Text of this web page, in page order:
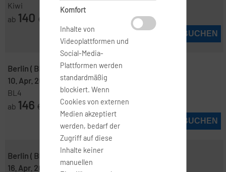
Kiwi
ab 140 €
JETZT BUCHEN
Berlin ( BER )
Madrid ( MAD )
10. Apr. 2027
14. Apr. 2027
BL4
ab 146 €
JETZT BUCHEN
Berlin ( BER )
Madrid ( MAD )
16. Apr. 2027
19. Apr. 2027
Komfort
Inhalte von
Videoplattformen und
Social-Media-
Plattformen werden
standardmäßig
blockiert. Wenn
Cookies von externen
Medien akzeptiert
werden, bedarf der
Zugriff auf diese
Inhalte keiner
manuellen